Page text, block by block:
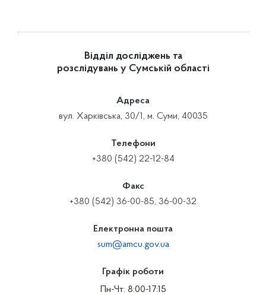
Відділ досліджень та
розслідувань у Сумській області
Адреса
вул. Харківська, 30/1, м. Суми, 40035
Телефони
+380 (542) 22-12-84
Факс
+380 (542) 36-00-85, 36-00-32
Електронна пошта
sum@amcu.gov.ua
Графік роботи
Пн-Чт: 8:00-17:15